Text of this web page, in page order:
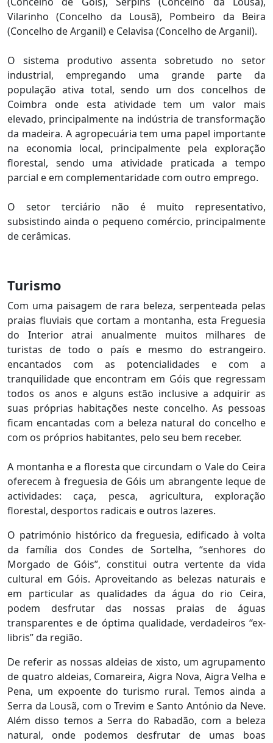
Vilarinho (Concelho da Lousã), Pombeiro da Beira
(Concelho de Arganil) e Celavisa (Concelho de Arganil).
O sistema produtivo assenta sobretudo no setor
industrial, empregando uma grande parte da
população ativa total, sendo um dos concelhos de
Coimbra onde esta atividade tem um valor mais
elevado, principalmente na indústria de transformação
da madeira. A agropecuária tem uma papel importante
na economia local, principalmente pela exploração
florestal, sendo uma atividade praticada a tempo
parcial e em complementaridade com outro emprego.
O setor terciário não é muito representativo,
subsistindo ainda o pequeno comércio, principalmente
de cerâmicas.
Turismo
Com uma paisagem de rara beleza, serpenteada pelas
praias fluviais que cortam a montanha, esta Freguesia
do Interior atrai anualmente muitos milhares de
turistas de todo o país e mesmo do estrangeiro.
encantados com as potencialidades e com a
tranquilidade que encontram em Góis que regressam
todos os anos e alguns estão inclusive a adquirir as
suas próprias habitações neste concelho. As pessoas
ficam encantadas com a beleza natural do concelho e
com os próprios habitantes, pelo seu bem receber.
A montanha e a floresta que circundam o Vale do Ceira
oferecem à freguesia de Góis um abrangente leque de
actividades: caça, pesca, agricultura, exploração
florestal, desportos radicais e outros lazeres.
O património histórico da freguesia, edificado à volta
da família dos Condes de Sortelha, “senhores do
Morgado de Góis”, constitui outra vertente da vida
cultural em Góis. Aproveitando as belezas naturais e
em particular as qualidades da água do rio Ceira,
podem desfrutar das nossas praias de águas
transparentes e de óptima qualidade, verdadeiros “ex-
libris” da região.
De referir as nossas aldeias de xisto, um agrupamento
de quatro aldeias, Comareira, Aigra Nova, Aigra Velha e
Pena, um expoente do turismo rural. Temos ainda a
Serra da Lousã, com o Trevim e Santo António da Neve.
Além disso temos a Serra do Rabadão, com a beleza
natural, onde podemos desfrutar de umas boas